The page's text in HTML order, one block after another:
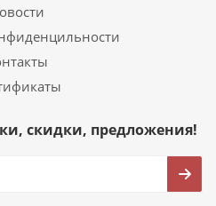
скидки, предложения!